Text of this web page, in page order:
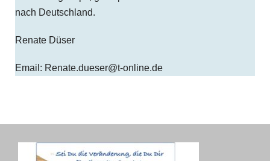
nach Deutschland.
Renate Düser
Email: Renate.dueser@t-online.de